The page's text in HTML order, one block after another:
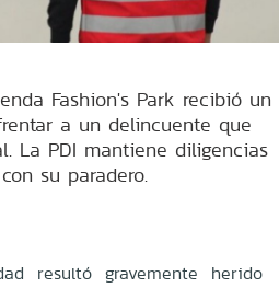
Fashion's Park recibió un
a un delincuente que
La PDI mantiene diligencias
su paradero.
resultó gravemente herido